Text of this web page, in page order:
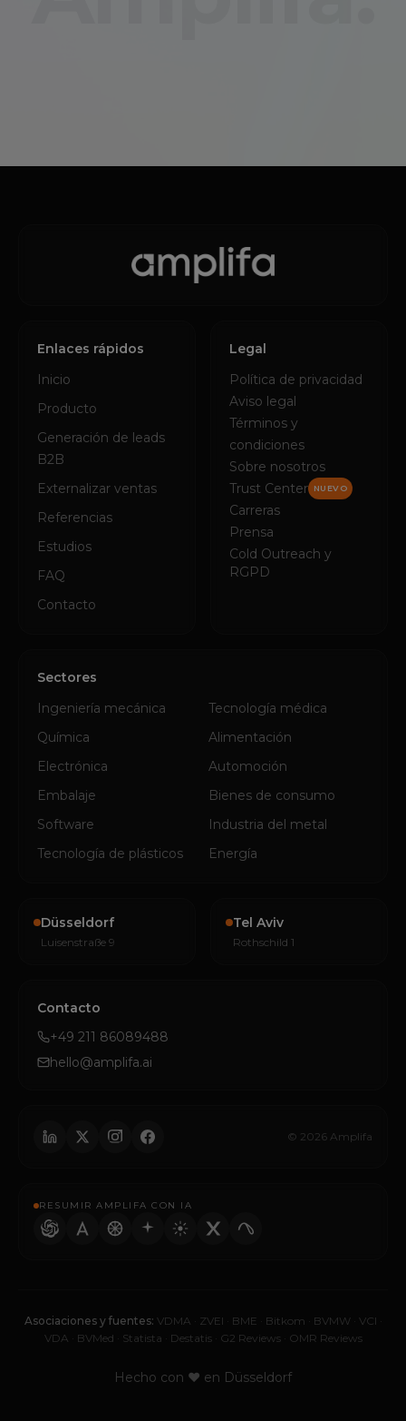
Enlaces rápidos
Inicio
Producto
Generación de leads
B2B
Externalizar ventas
Referencias
Estudios
FAQ
Contacto
Legal
Política de privacidad
Aviso legal
Términos y
condiciones
Sobre nosotros
Trust Center
NUEVO
Carreras
Prensa
Cold Outreach y
RGPD
Sectores
Ingeniería mecánica
Tecnología médica
Química
Alimentación
Electrónica
Automoción
Embalaje
Bienes de consumo
Software
Industria del metal
Tecnología de plásticos
Energía
Düsseldorf
Luisenstraße 9
Tel Aviv
Rothschild 1
Contacto
+49 211 86089488
hello@amplifa.ai
© 2026 Amplifa
RESUMIR AMPLIFA CON IA
Asociaciones y fuentes: VDMA ZVEI BME Bitkom BVMW· VCI
VDA
BVMed Statista Destatis· G2 Reviews· OMR Reviews
Hecho con ♥ en Düsseldorf